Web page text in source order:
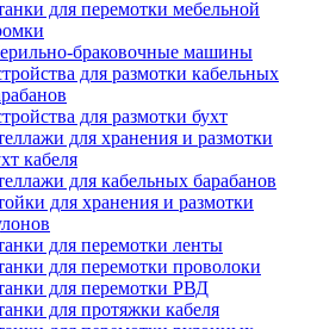
для перемотки мебельной
браковочные машины
для размотки кабельных
для размотки бухт
для хранения и размотки
кабеля
для кабельных барабанов
для хранения и размотки
для перемотки ленты
для перемотки проволоки
для перемотки РВД
для протяжки кабеля